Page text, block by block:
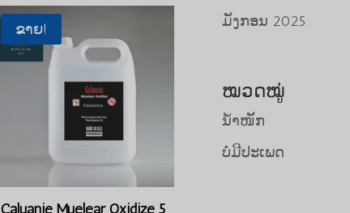
$60,000.00.
ຂາຍ!
Caluanie Muelear Oxidize 5
ມັງກອນ 2025
ໝວດໝູ່
ນ້ຳໜັກ
ບໍ່ມີປະເພດ